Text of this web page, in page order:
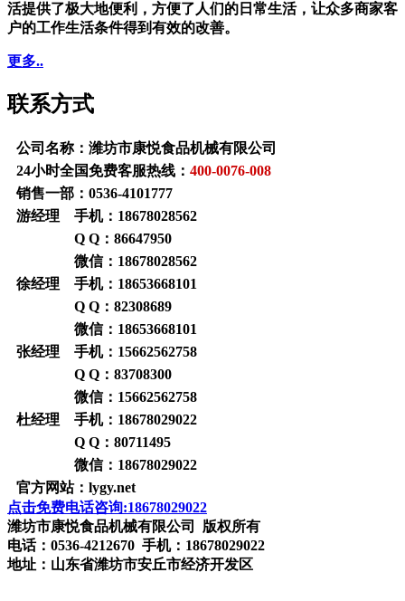
活提供了极大地便利，方便了人们的日常生活，让众多商家客
户的工作生活条件得到有效的改善。
更多..
联系方式
公司名称：潍坊市康悦食品机械有限公司
24小时全国免费客服热线： 400-0076-008
销售一部： 0536-4101777
游经理 手机： 18678028562
Q Q： 86647950
微信： 18678028562
徐经理 手机： 18653668101
Q Q： 82308689
微信： 18653668101
张经理 手机： 15662562758
Q Q： 83708300
微信： 15662562758
杜经理 手机： 18678029022
Q Q： 80711495
微信： 18678029022
官方网站： lygy.net
点击免费电话咨询:18678029022
潍坊市康悦食品机械有限公司 版权所有
电话：0536-4212670 手机：18678029022
地址：山东省潍坊市安丘市经济开发区